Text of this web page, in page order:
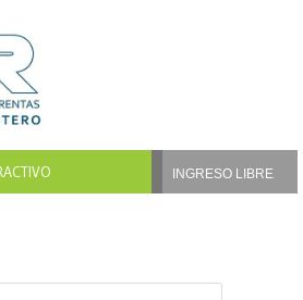
INGRESO LIBRE